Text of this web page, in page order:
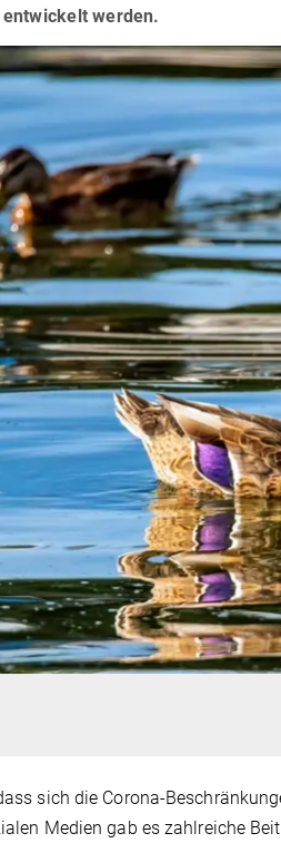
werden.
sich die Corona-
Medien gab es zahlreiche